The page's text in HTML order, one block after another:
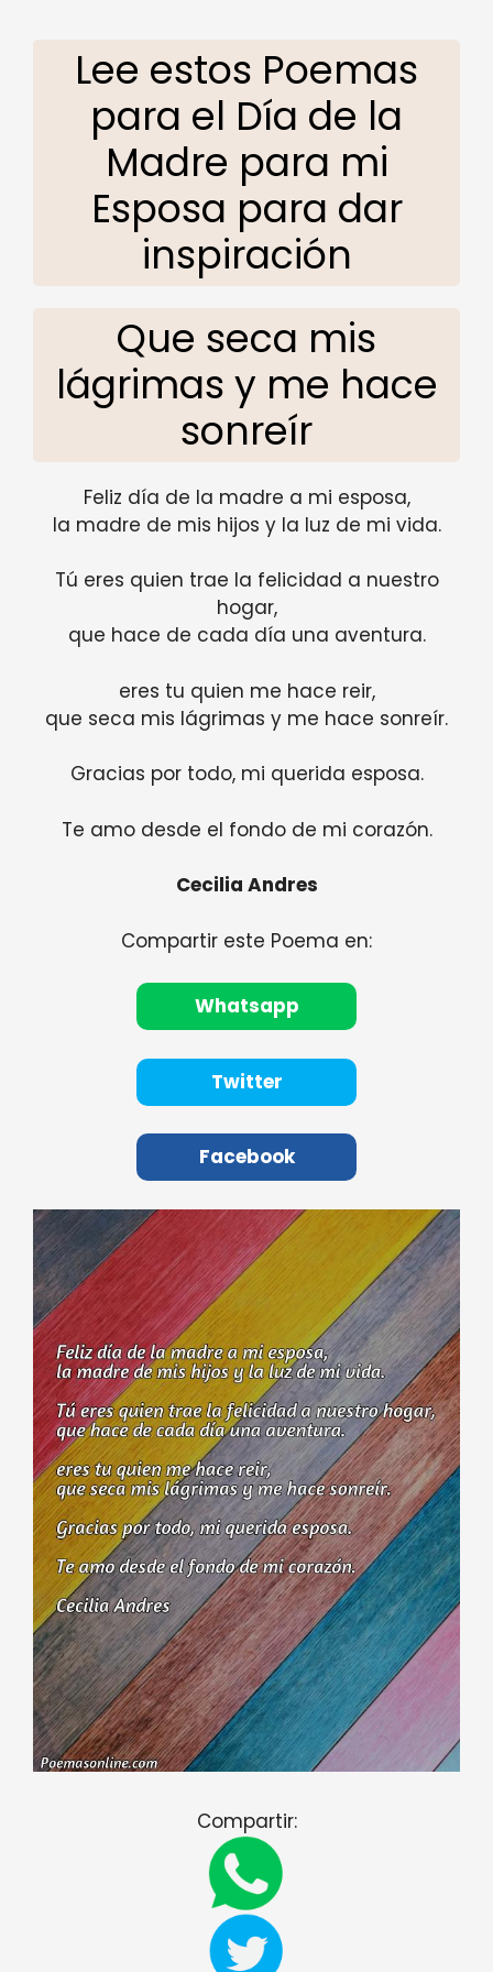
Lee estos Poemas
para el Día de la
Madre para mi
Esposa para dar
inspiración
Que seca mis
lágrimas y me hace
sonreír
Feliz día de la madre a mi esposa,
la madre de mis hijos y la luz de mi vida.
Tú eres quien trae la felicidad a nuestro
hogar,
que hace de cada día una aventura.
eres tu quien me hace reir,
que seca mis lágrimas y me hace sonreír.
Gracias por todo, mi querida esposa.
Te amo desde el fondo de mi corazón.
Cecilia Andres
Compartir este Poema en:
Whatsapp
Twitter
Facebook
Compartir: